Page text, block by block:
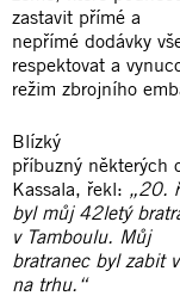
zastavit přímé a
nepřímé dodávky
respektovat a
režim zbrojního
Blízký
příbuzný některých
Kassala, řekl: „20.
byl můj 42letý
v Tamboulu. Můj
bratranec byl zabit
na trhu.“